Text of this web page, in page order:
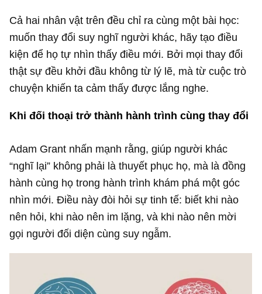
Cả hai nhân vật trên đều chỉ ra cùng một bài học:
muốn thay đổi suy nghĩ người khác, hãy tạo điều
kiện để họ tự nhìn thấy điều mới. Bởi mọi thay đổi
thật sự đều khởi đầu không từ lý lẽ, mà từ cuộc trò
chuyện khiến ta cảm thấy được lắng nghe.
Khi đối thoại trở thành hành trình cùng thay đổi
Adam Grant nhấn mạnh rằng, giúp người khác
“nghĩ lại” không phải là thuyết phục họ, mà là đồng
hành cùng họ trong hành trình khám phá một góc
nhìn mới. Điều này đòi hỏi sự tinh tế: biết khi nào
nên hỏi, khi nào nên im lặng, và khi nào nên mời
gọi người đối diện cùng suy ngẫm.